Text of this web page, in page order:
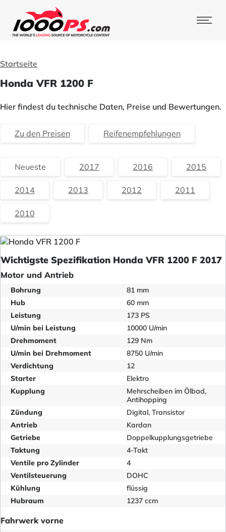
Startseite
Honda VFR 1200 F
Hier findest du technische Daten, Preise und Bewertungen.
Zu den Preisen Reifenempfehlungen
Neueste 2017 2016 2015
2014 2013 2012 2011
2010
Wichtigste Spezifikation Honda VFR 1200 F 2017
Motor und Antrieb
Bohrung
81 mm
Hub
60 mm
Leistung
173 PS
U/min bei Leistung
10000 U/min
Drehmoment
129 Nm
U/min bei Drehmoment
8750 U/min
Verdichtung
12
Starter
Elektro
Kupplung
Mehrscheiben im Ölbad,
Antihopping
Zündung
Digital, Transistor
Antrieb
Kardan
Getriebe
Doppelkupplungsgetriebe
Taktung
4-Takt
Ventile pro Zylinder
4
Ventilsteuerung
DOHC
Kühlung
flüssig
Hubraum
1237 ccm
Fahrwerk vorne